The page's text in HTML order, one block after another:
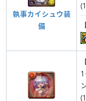
執事カイシュウ装
備